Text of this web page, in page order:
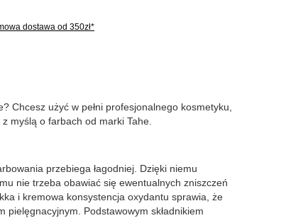
dostawa od 350zł*
Chcesz użyć w pełni profesjonalnego kosmetyku,
z myślą o farbach od marki Tahe.
przebiega łagodniej. Dzięki niemu
nie trzeba obawiać się ewentualnych zniszczeń
i kremowa konsystencja oxydantu sprawia, że
pielęgnacyjnym. Podstawowym składnikiem